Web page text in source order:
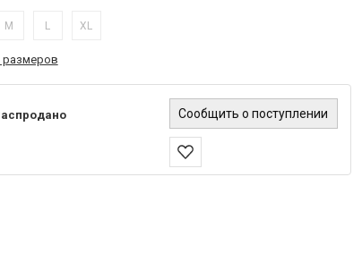
M L XL
размеров
Сообщить о поступлении